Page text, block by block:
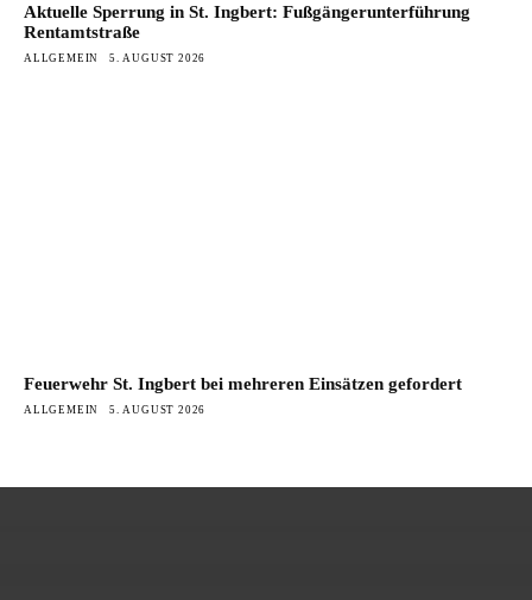
Aktuelle Sperrung in St. Ingbert: Fußgängerunterführung
Rentamtstraße
ALLGEMEIN 5. AUGUST 2026
Feuerwehr St. Ingbert bei mehreren Einsätzen gefordert
ALLGEMEIN 5. AUGUST 2026